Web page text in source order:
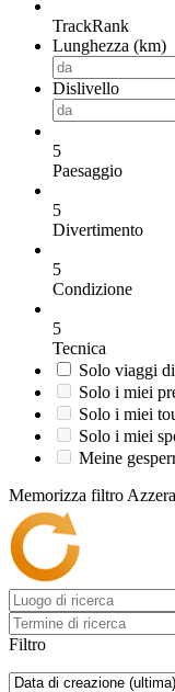
TrackRank
Lunghezza (km)
Dislivello
5
Paesaggio
5
Divertimento
5
Condizione
5
Tecnica
Solo viaggi
Solo i miei
Solo i miei
Solo i miei
Meine
Memorizza filtro
Filtro